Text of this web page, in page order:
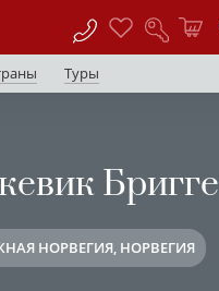
Туры
Бригге
НОРВЕГИЯ, НОРВЕГИЯ